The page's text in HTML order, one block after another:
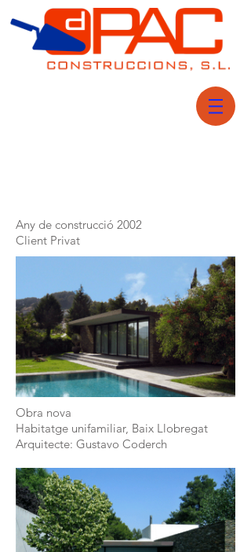
Any de construcció 2002
Client Privat
Obra nova
Habitatge unifamiliar, Baix Llobregat
Arquitecte: Gustavo Coderch